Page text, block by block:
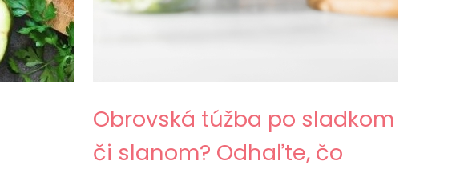
Obrovská túžba po sladkom
či slanom? Odhaľte, čo